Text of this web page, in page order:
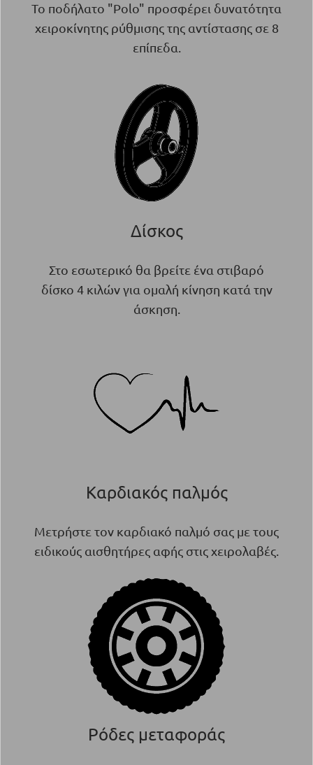
Το ποδήλατο "Polo" προσφέρει δυνατότητα
χειροκίνητης ρύθμισης της αντίστασης σε 8
επίπεδα.
Δίσκος
Στο εσωτερικό θα βρείτε ένα στιβαρό
δίσκο 4 κιλών για ομαλή κίνηση κατά την
άσκηση.
Καρδιακός παλμός
Μετρήστε τον καρδιακό παλμό σας με τους
ειδικούς αισθητήρες αφής στις χειρολαβές.
Ρόδες μεταφοράς